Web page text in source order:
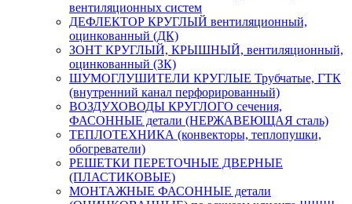
вентиляционных систем
ДЕФЛЕКТОР КРУГЛЫЙ вентиляционный,
оцинкованный (ДК)
ЗОНТ КРУГЛЫЙ, КРЫШНЫЙ, вентиляционный,
оцинкованный (ЗК)
ШУМОГЛУШИТЕЛИ КРУГЛЫЕ Трубчатые, ГТК
(внутренний канал перфорированный)
ВОЗДУХОВОДЫ КРУГЛОГО сечения,
ФАСОННЫЕ детали (НЕРЖАВЕЮЩАЯ сталь)
ТЕПЛОТЕХНИКА (конвекторы, теплопушки,
обогреватели)
РЕШЕТКИ ПЕРЕТОЧНЫЕ ДВЕРНЫЕ
(ПЛАСТИКОВЫЕ)
МОНТАЖНЫЕ ФАСОННЫЕ детали